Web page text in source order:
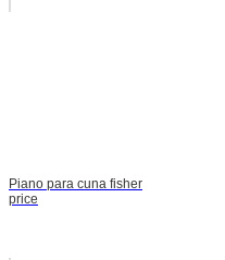
Piano para cuna fisher
price